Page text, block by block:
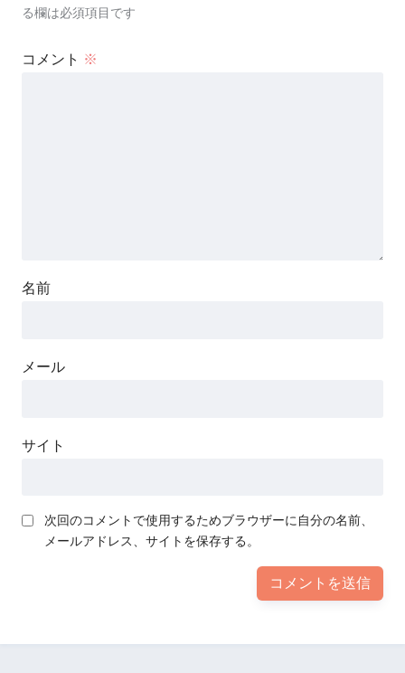
る欄は必須項目です
コメント ※
名前
メール
サイト
次回のコメントで使用するためブラウザーに自分の名前、
メールアドレス、サイトを保存する。